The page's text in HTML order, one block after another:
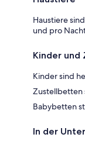
Haustiere
und pro
Kinder
Kinder sind
Zustellbetten
Babybetten
In der